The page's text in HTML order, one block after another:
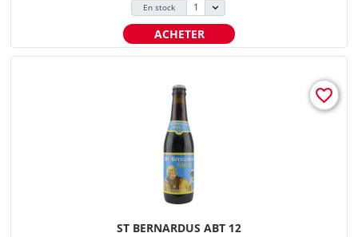
En stock
ACHETER
ST BERNARDUS ABT 12
favorite_border